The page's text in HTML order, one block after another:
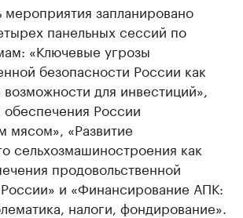
запланировано
панельных сессий по
«Ключевые угрозы
безопасности России как
для инвестиций»,
России
мясом», «Развитие
сельхозмашиностроения как
продовольственной
и «Финансирование АПК:
налоги, фондирование».